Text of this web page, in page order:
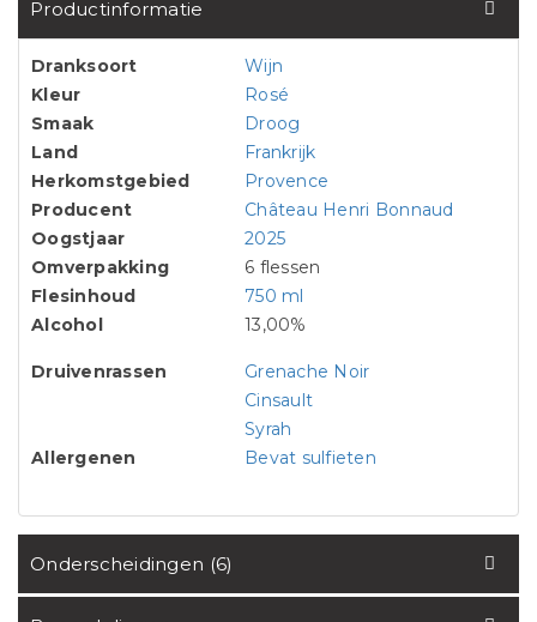
Productinformatie
Dranksoort
Wijn
Kleur
Rosé
Smaak
Droog
Land
Frankrijk
Herkomstgebied
Provence
Producent
Château Henri Bonnaud
Oogstjaar
2025
Omverpakking
6 flessen
Flesinhoud
750 ml
Alcohol
13,00%
Druivenrassen
Grenache Noir
Cinsault
Syrah
Allergenen
Bevat sulfieten
Onderscheidingen (6)